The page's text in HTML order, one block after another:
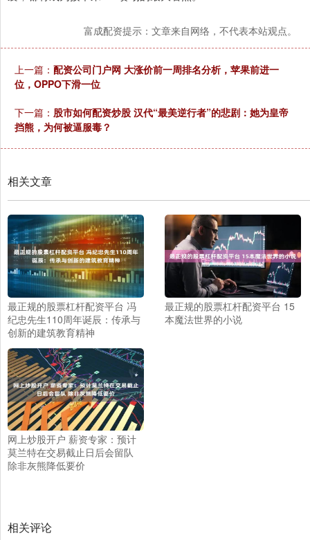
富成配资提示：文章来自网络，不代表本站观点。
上一篇： 配资公司门户网 大涨价前一周排名分析，苹果前进一
位，OPPO下滑一位
下一篇： 股市如何配资炒股 汉代“最美逆行者”的悲剧：她为皇帝
挡熊，为何被逼服毒？
相关文章
最正规的股票杠杆配资平台 冯
纪忠先生110周年诞辰：传承与
创新的建筑教育精神
最正规的股票杠杆配资平台 15
本魔法世界的小说
网上炒股开户 薪资专家：预计
莫兰特在交易截止日后会留队
除非灰熊降低要价
相关评论